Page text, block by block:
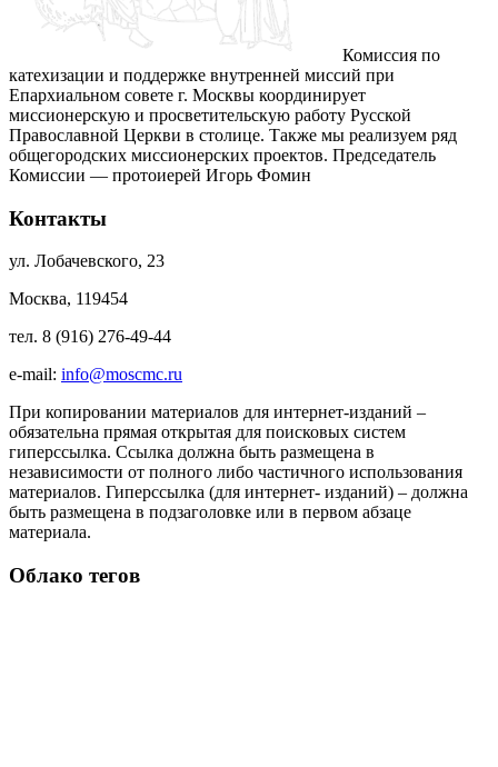
Комиссия по
катехизации и поддержке внутренней миссий при
Епархиальном совете г. Москвы координирует
миссионерскую и просветительскую работу Русской
Православной Церкви в столице. Также мы реализуем ряд
общегородских миссионерских проектов. Председатель
Комиссии — протоиерей Игорь Фомин
Контакты
ул. Лобачевского, 23
Москва, 119454
тел. 8 (916) 276-49-44
e-mail: info@moscmc.ru
При копировании материалов для интернет-изданий –
обязательна прямая открытая для поисковых систем
гиперссылка. Ссылка должна быть размещена в
независимости от полного либо частичного использования
материалов. Гиперссылка (для интернет- изданий) – должна
быть размещена в подзаголовке или в первом абзаце
материала.
Облако тегов